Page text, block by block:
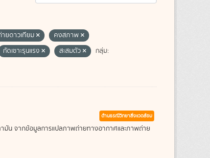
ยดาวเทียม
คงสภาพ
กัดเซาะรุนแรง สะสมตัว
กลุ่ม:
ด้านธรณีวิทยาสิ่งแวดล้อม
มัน จากข้อมูลการแปลภาพถ่ายทางอากาศและภาพถ่าย